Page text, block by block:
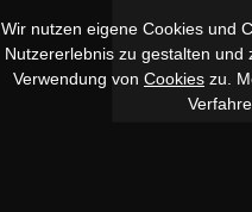
Wir nutzen eigene Cookies und
Nutzererlebnis zu gestalten
Verwendung von Cookies zu.